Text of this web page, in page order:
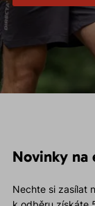
Novinky na
Nechte si zasílat